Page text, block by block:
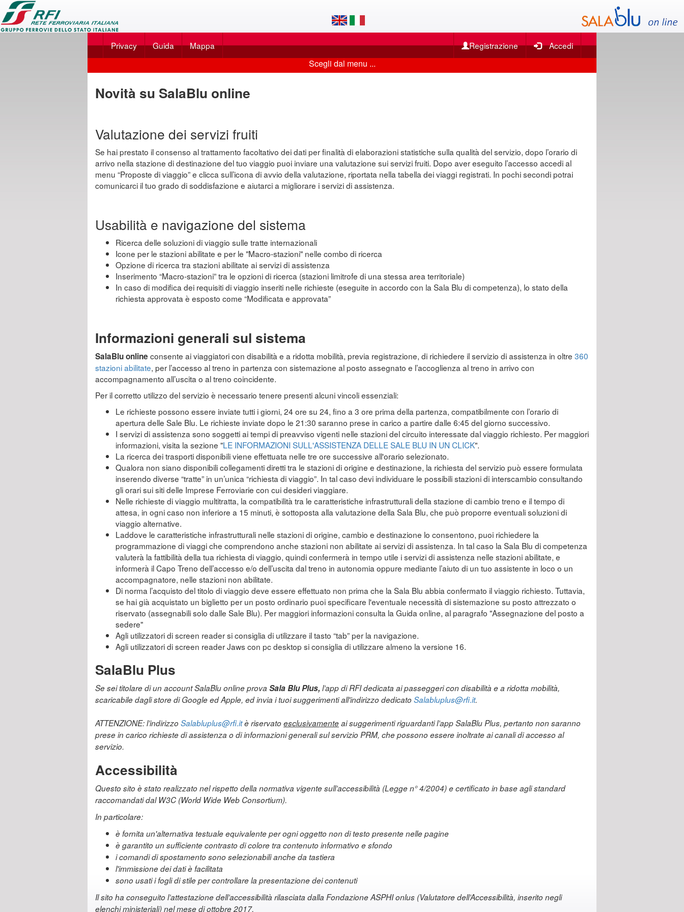
Applicazione
SalaBlu Privacy Guida Mappa Registrazione Accedi
Scegli
dal
menu
Scegli dal menu ...
Novità su SalaBlu online
Valutazione dei servizi fruiti
Se hai prestato il consenso al trattamento facoltativo dei dati per finalità di elaborazioni statistiche sulla qualità del servizio, dopo l’orario di
arrivo nella stazione di destinazione del tuo viaggio puoi inviare una valutazione sui servizi fruiti. Dopo aver eseguito l’accesso accedi al
menu “Proposte di viaggio” e clicca sull’icona di avvio della valutazione, riportata nella tabella dei viaggi registrati. In pochi secondi potrai
comunicarci il tuo grado di soddisfazione e aiutarci a migliorare i servizi di assistenza.
Usabilità e navigazione del sistema
Ricerca delle soluzioni di viaggio sulle tratte internazionali
Icone per le stazioni abilitate e per le "Macro-stazioni" nelle combo di ricerca
Opzione di ricerca tra stazioni abilitate ai servizi di assistenza
Inserimento “Macro-stazioni” tra le opzioni di ricerca (stazioni limitrofe di una stessa area territoriale)
In caso di modifica dei requisiti di viaggio inseriti nelle richieste (eseguite in accordo con la Sala Blu di competenza), lo stato della
richiesta approvata è esposto come “Modificata e approvata”
Informazioni generali sul sistema
SalaBlu online consente ai viaggiatori con disabilità e a ridotta mobilità, previa registrazione, di richiedere il servizio di assistenza in oltre 360
stazioni abilitate, per l’accesso al treno in partenza con sistemazione al posto assegnato e l’accoglienza al treno in arrivo con
accompagnamento all’uscita o al treno coincidente.
Per il corretto utilizzo del servizio è necessario tenere presenti alcuni vincoli essenziali:
Le richieste possono essere inviate tutti i giorni, 24 ore su 24, fino a 3 ore prima della partenza, compatibilmente con l’orario di
apertura delle Sale Blu. Le richieste inviate dopo le 21:30 saranno prese in carico a partire dalle 6:45 del giorno successivo.
I servizi di assistenza sono soggetti ai tempi di preavviso vigenti nelle stazioni del circuito interessate dal viaggio richiesto. Per maggiori
informazioni, visita la sezione "LE INFORMAZIONI SULL'ASSISTENZA DELLE SALE BLU IN UN CLICK".
La ricerca dei trasporti disponibili viene effettuata nelle tre ore successive all'orario selezionato.
Qualora non siano disponibili collegamenti diretti tra le stazioni di origine e destinazione, la richiesta del servizio può essere formulata
inserendo diverse “tratte” in un’unica “richiesta di viaggio”. In tal caso devi individuare le possibili stazioni di interscambio consultando
gli orari sui siti delle Imprese Ferroviarie con cui desideri viaggiare.
Nelle richieste di viaggio multitratta, la compatibilità tra le caratteristiche infrastrutturali della stazione di cambio treno e il tempo di
attesa, in ogni caso non inferiore a 15 minuti, è sottoposta alla valutazione della Sala Blu, che può proporre eventuali soluzioni di
viaggio alternative.
Laddove le caratteristiche infrastrutturali nelle stazioni di origine, cambio e destinazione lo consentono, puoi richiedere la
programmazione di viaggi che comprendono anche stazioni non abilitate ai servizi di assistenza. In tal caso la Sala Blu di competenza
valuterà la fattibilità della tua richiesta di viaggio, quindi confermerà in tempo utile i servizi di assistenza nelle stazioni abilitate, e
informerà il Capo Treno dell’accesso e/o dell’uscita dal treno in autonomia oppure mediante l’aiuto di un tuo assistente in loco o un
accompagnatore, nelle stazioni non abilitate.
Di norma l’acquisto del titolo di viaggio deve essere effettuato non prima che la Sala Blu abbia confermato il viaggio richiesto. Tuttavia,
se hai già acquistato un biglietto per un posto ordinario puoi specificare l'eventuale necessità di sistemazione su posto attrezzato o
riservato (assegnabili solo dalle Sale Blu). Per maggiori informazioni consulta la Guida online, al paragrafo "Assegnazione del posto a
sedere"
Agli utilizzatori di screen reader si consiglia di utilizzare il tasto “tab” per la navigazione.
Agli utilizzatori di screen reader Jaws con pc desktop si consiglia di utilizzare almeno la versione 16.
SalaBlu Plus
Se sei titolare di un account SalaBlu online prova Sala Blu Plus, l’app di RFI dedicata ai passeggeri con disabilità e a ridotta mobilità,
scaricabile dagli store di Google ed Apple, ed invia i tuoi suggerimenti all'indirizzo dedicato Salabluplus@rfi.it.
ATTENZIONE: l’indirizzo Salabluplus@rfi.itè riservato esclusivamenteai suggerimenti riguardanti l’app SalaBlu Plus, pertanto non saranno
prese in carico richieste di assistenza o di informazioni generali sul servizio PRM, che possono essere inoltrate ai canali di accesso al
servizio.
Accessibilità
Questo sito è stato realizzato nel rispetto della normativa vigente sull’accessibilità (Legge n° 4/2004) e certificato in base agli standard
raccomandati dal W3C (World Wide Web Consortium).
In particolare:
è fornita un'alternativa testuale equivalente per ogni oggetto non di testo presente nelle pagine
è garantito un sufficiente contrasto di colore tra contenuto informativo e sfondo
i comandi di spostamento sono selezionabili anche da tastiera
l'immissione dei dati è facilitata
sono usati i fogli di stile per controllare la presentazione dei contenuti
Il sito ha conseguito l’attestazione dell’accessibilità rilasciata dalla Fondazione ASPHI onlus (Valutatore dell’Accessibilità, inserito negli
elenchi ministeriali) nel mese di ottobre 2017.